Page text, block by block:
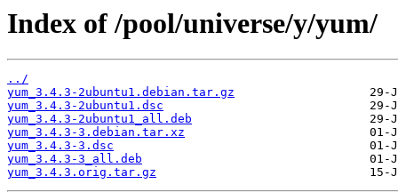
Index of /pool/universe/y/yum/
../
yum_3.4.3-2ubuntu1.debian.tar.gz
yum_3.4.3-2ubuntu1.dsc
yum_3.4.3-2ubuntu1_all.deb
yum_3.4.3-3.debian.tar.xz
yum_3.4.3-3.dsc
yum_3.4.3-3_all.deb
yum_3.4.3.orig.tar.gz